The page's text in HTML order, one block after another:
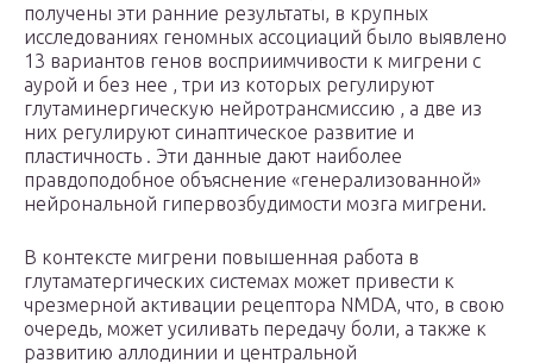
получены эти ранние результаты, в крупных
исследованиях геномных ассоциаций было выявлено
13 вариантов генов восприимчивости к мигрени с
аурой и без нее , три из которых регулируют
глутаминергическую нейротрансмиссию , а две из
них регулируют синаптическое развитие и
пластичность . Эти данные дают наиболее
правдоподобное объяснение «генерализованной»
нейрональной гипервозбудимости мозга мигрени.
В контексте мигрени повышенная работа в
глутаматергических системах может привести к
чрезмерной активации рецептора NMDA, что, в свою
очередь, может усиливать передачу боли, а также к
развитию аллодинии и центральной